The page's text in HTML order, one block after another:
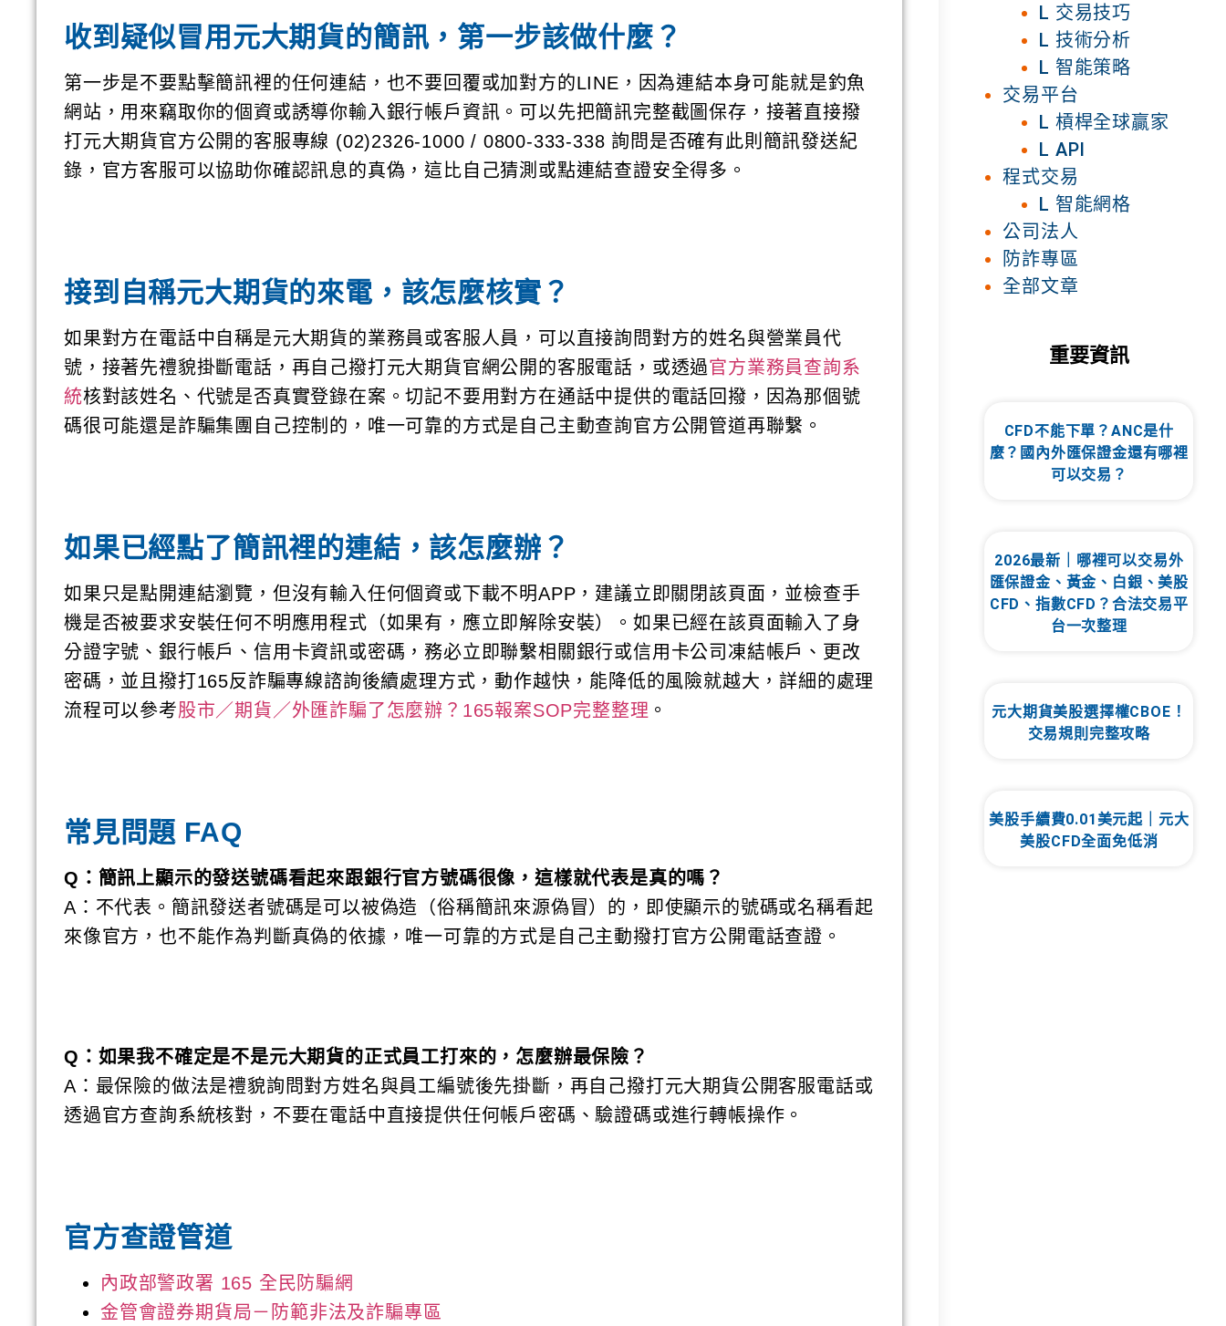
收到疑似冒用元大期貨的簡訊，第一步該做什麼？
第一步是不要點擊簡訊裡的任何連結，也不要回覆或加對方的LINE，因為連結本身可能就是釣魚
網站，用來竊取你的個資或誘導你輸入銀行帳戶資訊。可以先把簡訊完整截圖保存，接著直接撥
打元大期貨官方公開的客服專線 (02)2326-1000 / 0800-333-338 詢問是否確有此則簡訊發送紀
錄，官方客服可以協助你確認訊息的真偽，這比自己猜測或點連結查證安全得多。
接到自稱元大期貨的來電，該怎麼核實？
如果對方在電話中自稱是元大期貨的業務員或客服人員，可以直接詢問對方的姓名與營業員代
號，接著先禮貌掛斷電話，再自己撥打元大期貨官網公開的客服電話，或透過官方業務員查詢系
統核對該姓名、代號是否真實登錄在案。切記不要用對方在通話中提供的電話回撥，因為那個號
碼很可能還是詐騙集團自己控制的，唯一可靠的方式是自己主動查詢官方公開管道再聯繫。
如果已經點了簡訊裡的連結，該怎麼辦？
如果只是點開連結瀏覽，但沒有輸入任何個資或下載不明APP，建議立即關閉該頁面，並檢查手
機是否被要求安裝任何不明應用程式（如果有，應立即解除安裝）。如果已經在該頁面輸入了身
分證字號、銀行帳戶、信用卡資訊或密碼，務必立即聯繫相關銀行或信用卡公司凍結帳戶、更改
密碼，並且撥打165反詐騙專線諮詢後續處理方式，動作越快，能降低的風險就越大，詳細的處理
流程可以參考股市／期貨／外匯詐騙了怎麼辦？165報案SOP完整整理 。
常見問題 FAQ
Q：簡訊上顯示的發送號碼看起來跟銀行官方號碼很像，這樣就代表是真的嗎？
A：不代表。簡訊發送者號碼是可以被偽造（俗稱簡訊來源偽冒）的，即使顯示的號碼或名稱看起
來像官方，也不能作為判斷真偽的依據，唯一可靠的方式是自己主動撥打官方公開電話查證。
Q：如果我不確定是不是元大期貨的正式員工打來的，怎麼辦最保險？
A：最保險的做法是禮貌詢問對方姓名與員工編號後先掛斷，再自己撥打元大期貨公開客服電話或
透過官方查詢系統核對，不要在電話中直接提供任何帳戶密碼、驗證碼或進行轉帳操作。
官方查證管道
內政部警政署 165 全民防騙網
金管會證券期貨局－防範非法及詐騙專區
L 交易技巧
L 技術分析
L 智能策略
交易平台
L 槓桿全球贏家
L API
程式交易
L 智能網格
公司法人
防詐專區
全部文章
重要資訊
CFD不能下單？ANC是什
麼？國內外匯保證金還有哪裡
可以交易？
2026最新｜哪裡可以交易外
匯保證金、黃金、白銀、美股
CFD、指數CFD？合法交易平
台一次整理
元大期貨美股選擇權CBOE！
交易規則完整攻略
美股手續費0.01美元起｜元大
美股CFD全面免低消